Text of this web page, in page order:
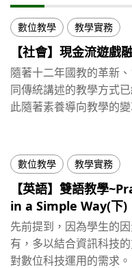
數位教學 教學實務
【社會】現金流遊戲
隨著十二年國教的革新
同傳統講述的教學方式
此隨著素養導向教學的
數位教學 教學實務
【英語】雙語教學
in a Simple Way(下)
先前提到，因為學生的
有，多以結合資訊科技
對數位科技運用的需求。